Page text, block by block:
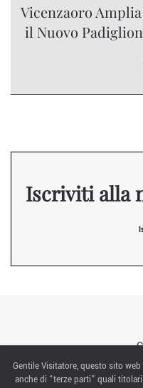
Vicenzaoro
il Nuovo
Iscriviti alla
Gentile Visitatore, questo sito
anche di “terze parti” quali